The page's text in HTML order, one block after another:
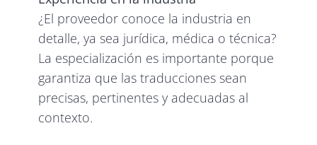
¿El proveedor conoce la industria en
detalle, ya sea jurídica, médica o técnica?
La especialización es importante porque
garantiza que las traducciones sean
precisas, pertinentes y adecuadas al
contexto.